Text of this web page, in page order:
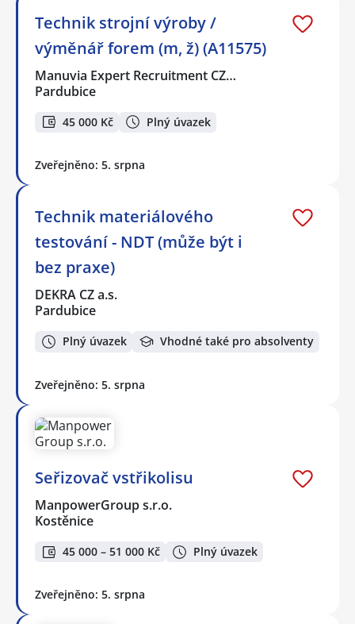
Technik strojní výroby /
výměnář forem (m, ž) (A11575)
Manuvia Expert Recruitment CZ…
Pardubice
45 000 Kč Plný úvazek
Zveřejněno: 5. srpna
Technik materiálového
testování - NDT (může být i
bez praxe)
DEKRA CZ a.s.
Pardubice
Plný úvazek Vhodné také pro absolventy
Zveřejněno: 5. srpna
Seřizovač vstřikolisu
ManpowerGroup s.r.o.
Kostěnice
45 000 – 51 000 Kč Plný úvazek
Zveřejněno: 5. srpna